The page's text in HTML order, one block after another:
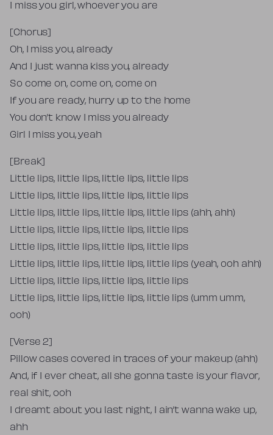
I miss you girl, whoever you are
[Chorus]
Oh, I miss you, already
And I just wanna kiss you, already
So come on, come on, come on
If you are ready, hurry up to the home
You don’t know I miss you already
Girl I miss you, yeah
[Break]
Little lips, little lips, little lips, little lips
Little lips, little lips, little lips, little lips
Little lips, little lips, little lips, little lips (ahh, ahh)
Little lips, little lips, little lips, little lips
Little lips, little lips, little lips, little lips
Little lips, little lips, little lips, little lips (yeah, ooh ahh)
Little lips, little lips, little lips, little lips
Little lips, little lips, little lips, little lips (umm umm,
ooh)
[Verse 2]
Pillow cases covered in traces of your makeup (ahh)
And, if I ever cheat, all she gonna taste is your flavor,
real shit, ooh
I dreamt about you last night, I ain’t wanna wake up,
ahh